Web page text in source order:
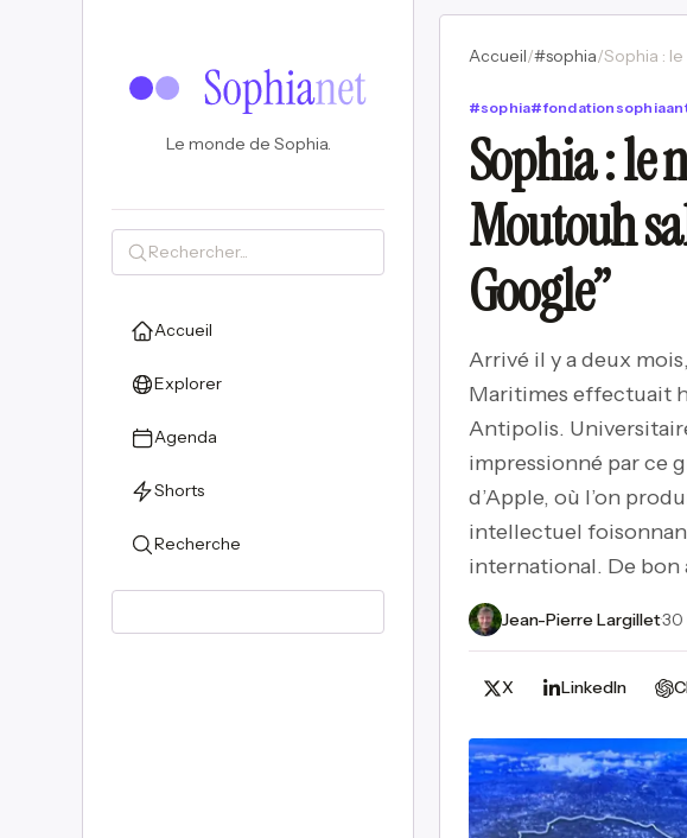
Le monde de Sophia.
Accueil
Explorer
Agenda
Shorts
Recherche
Accueil/#sophia/
#sophia#
Sophia : le
Moutouh
Google”
Arrivé il y a deux
Maritimes effectuait
Antipolis.
impressionné par ce
d’Apple, où l’on
intellectuel
international. De
Jean-Pierre Largillet·30
X LinkedIn